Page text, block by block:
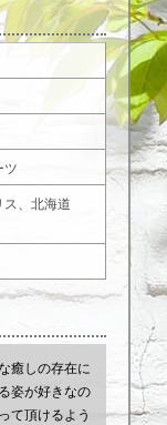
ツ
、北海道
癒しの存在に
姿が好きなの
て頂けるよう